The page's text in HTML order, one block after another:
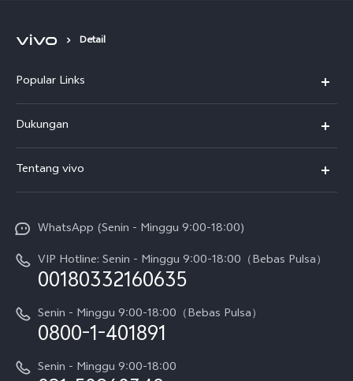
Detail
Popular Links
T5
T5 Pro
V70
V70 FE
Y05
X300 Pro
Gerai Terdekat
Dukungan
Service Center
Funtouch OS
Pembaruan Sistem
Harga Spare Part
Otentikasi IMEI
Tentang vivo
Sejarah
Berita
Pemberitahuan Hukum
Tentang Kami
WhatsApp (Senin - Minggu 9:00-18:00)
VIP Hotline: Senin - Minggu 9:00-18:00（Bebas Pulsa）
00180332160635
Senin - Minggu 9:00-18:00（Bebas Pulsa）
0800-1-401891
Senin - Minggu 9:00-18:00